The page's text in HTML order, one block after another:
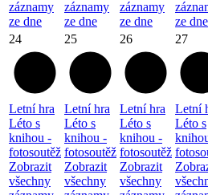
záznamy
ze dne
záznamy
ze dne
záznamy
ze dne
ze dne
24
Letní hra
Léto s
knihou -
fotosoutěž
Zobrazit
všechny
25
Letní hra
Léto s
knihou -
fotosoutěž
Zobrazit
všechny
26
Letní hra
Léto s
knihou -
fotosoutěž
Zobrazit
všechny
27
Letní
Léto s